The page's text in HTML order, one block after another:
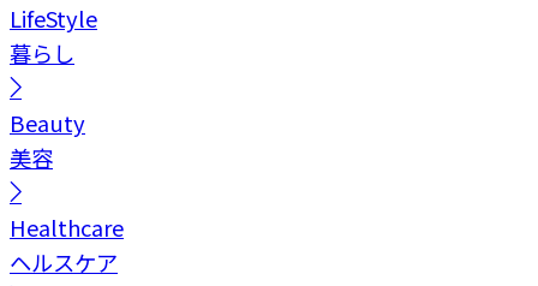
LifeStyle
暮らし
Beauty
美容
Healthcare
ヘルスケア